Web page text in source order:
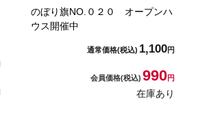
のぼり旗NO.０２０ オープンハ
ウス開催中
通常価格(税込) 1,100円
会員価格(税込) 990円
在庫あり